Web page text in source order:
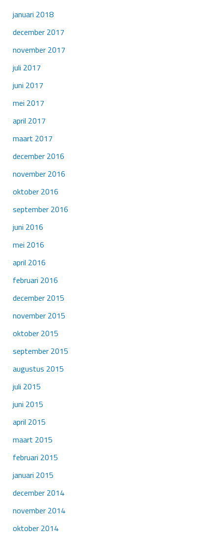
januari 2018
december 2017
november 2017
juli 2017
juni 2017
mei 2017
april 2017
maart 2017
december 2016
november 2016
oktober 2016
september 2016
juni 2016
mei 2016
april 2016
februari 2016
december 2015
november 2015
oktober 2015
september 2015
augustus 2015
juli 2015
juni 2015
april 2015
maart 2015
februari 2015
januari 2015
december 2014
november 2014
oktober 2014